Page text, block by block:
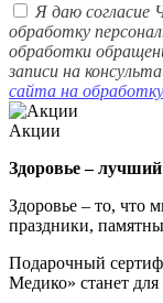
Я даю
обработку
обработки
записи на
сайта на
Акции
Здоровье –
Здоровье – то, что
праздники,
Подарочный
Медико» станет